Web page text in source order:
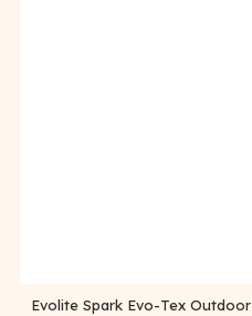
Evolite Spark Evo-Tex Outdoor